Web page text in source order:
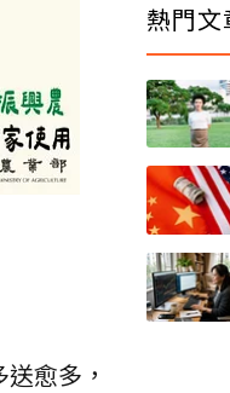
愈多，
熱門文